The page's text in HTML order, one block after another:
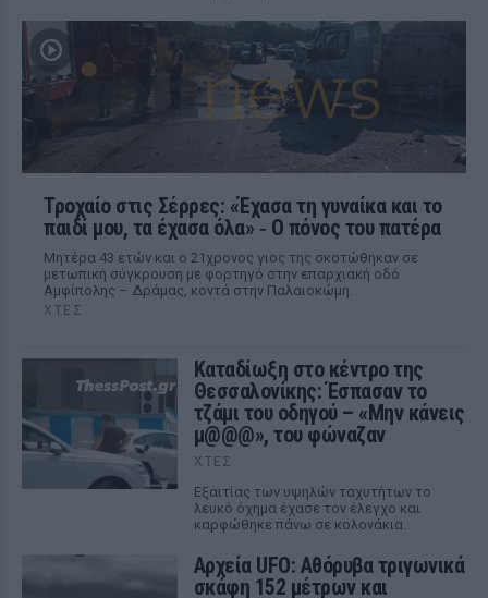
Τροχαίο στις Σέρρες: «Έχασα τη γυναίκα και το
παιδί μου, τα έχασα όλα» ‑ Ο πόνος του πατέρα
Μητέρα 43 ετών και ο 21χρονος γιος της σκοτώθηκαν σε
μετωπική σύγκρουση με φορτηγό στην επαρχιακή οδό
Αμφίπολης – Δράμας, κοντά στην Παλαιοκώμη.
ΧΤΕΣ
Καταδίωξη στο κέντρο της
Θεσσαλονίκης: Έσπασαν το
τζάμι του οδηγού – «Μην κάνεις
μ@@@», του φώναζαν
ΧΤΕΣ
Εξαιτίας των υψηλών ταχυτήτων το
λευκό όχημα έχασε τον έλεγχο και
καρφώθηκε πάνω σε κολονάκια.
Αρχεία UFO: Αθόρυβα τριγωνικά
σκάφη 152 μέτρων και